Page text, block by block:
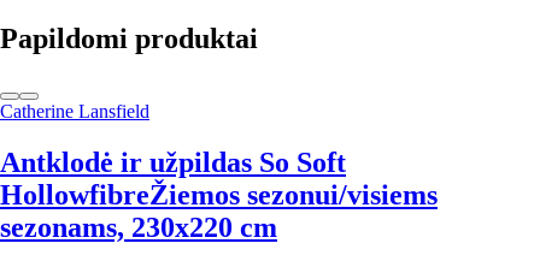
Papildomi produktai
Catherine Lansfield
Antklodė ir užpildas So Soft
HollowfibreŽiemos sezonui/visiems
sezonams, 230x220 cm